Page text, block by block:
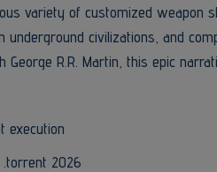
variety of customized weapon
civilizations, and
R.R. Martin, this epic
execution
.torrent 2026